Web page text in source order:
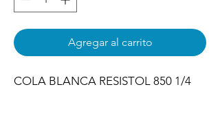
Agregar al carrito
COLA BLANCA RESISTOL 850 1/4